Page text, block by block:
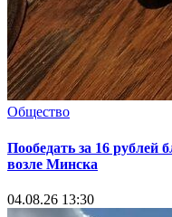
Общество
Пообедать за 16 рублей
возле Минска
04.08.26 13:30